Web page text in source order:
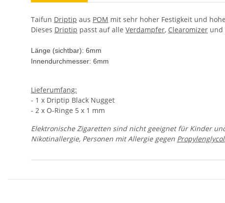
Taifun Driptip aus POM mit sehr hoher Festigkeit und
Dieses Driptip passt auf alle Verdampfer, Clearomizer und
Länge (sichtbar): 6mm
Innendurchmesser: 6mm
Lieferumfang:
- 1 x Driptip Black Nugget
- 2 x O-Ringe 5 x 1 mm
Elektronische Zigaretten sind nicht geeignet für Kinder
Nikotinallergie, Personen mit Allergie gegen Propylenglycol